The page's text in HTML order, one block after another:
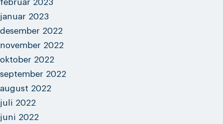
februar 2023
januar 2023
desember 2022
november 2022
oktober 2022
september 2022
august 2022
juli 2022
juni 2022